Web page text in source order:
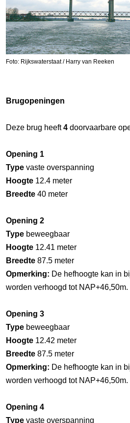
Foto: Rijkswaterstaat / Harry van Reeken
Brugopeningen
Deze brug heeft4 doorvaarbare
Opening 1
Type vaste overspanning
Hoogte 12.4 meter
Breedte 40 meter
Opening 2
Type beweegbaar
Hoogte 12.41 meter
Breedte 87.5 meter
Opmerking: De hefhoogte kan in
worden verhoogd tot NAP+46,50m.
Opening 3
Type beweegbaar
Hoogte 12.42 meter
Breedte 87.5 meter
Opmerking: De hefhoogte kan in
worden verhoogd tot NAP+46,50m.
Opening 4
Type vaste overspanning